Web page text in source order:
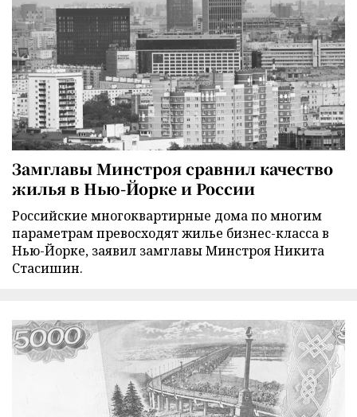
Замглавы Минстроя сравнил качество
жилья в Нью-Йорке и России
Российские многоквартирные дома по многим
параметрам превосходят жилье бизнес-класса в
Нью-Йорке, заявил замглавы Минстроя Никита
Стасишин.